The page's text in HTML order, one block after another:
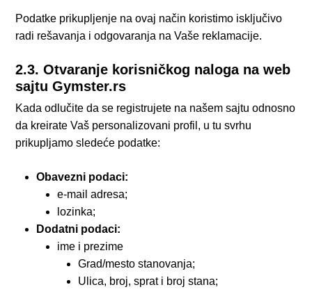
Podatke prikupljenje na ovaj način koristimo isključivo
radi rešavanja i odgovaranja na Vaše reklamacije.
2.3. Otvaranje korisničkog naloga na web
sajtu Gymster.rs
Kada odlučite da se registrujete na našem sajtu odnosno
da kreirate Vaš personalizovani profil, u tu svrhu
prikupljamo sledeće podatke:
Obavezni podaci:
e-mail adresa;
lozinka;
Dodatni podaci:
ime i prezime
Grad/mesto stanovanja;
Ulica, broj, sprat i broj stana;